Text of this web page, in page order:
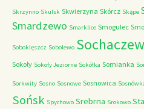
Skrzynno Skulsk Skwierzyna Skórcz Skąpe
Smardzewo Smarklice Smogulec
Soboklęszcz Sobolewo Sochaczew
Sokoły Sokoły Jeziorne Sokółka Somianka
Sorkwity Sosno Sosnowe Sosnowica
Sońsk Spychowo Srebrna Srokowo